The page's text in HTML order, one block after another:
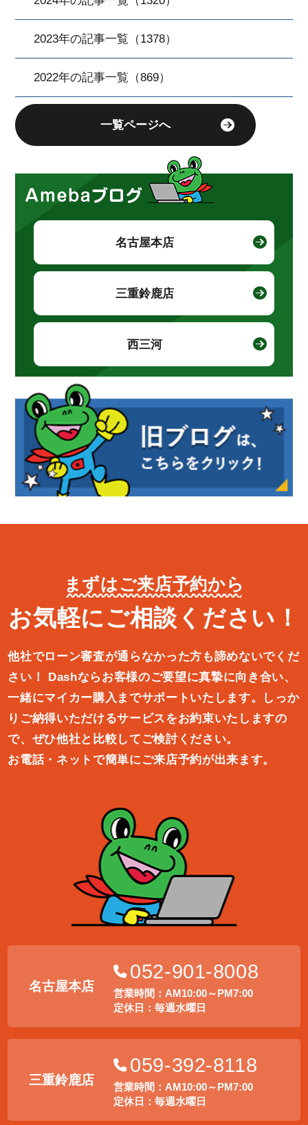
2023年の記事一覧（1378）
2022年の記事一覧（869）
一覧ページへ
名古屋本店
三重鈴鹿店
西三河
まずはご来店予約から
お気軽にご相談ください！
他社でローン審査が通らなかった方も諦めないでくだ
さい！
Dashならお客様のご要望に真摯に向き合い、
一緒にマイカー購入ま でサポートいたします。しっか
りご納得いただけるサービスをお約束いたしますの
で、ぜひ他社と比較してご検討ください。
お電話・ネットで簡単にご来店予約が出来ます。
名古屋本店
052-901-8008
営業時間：AM10:00～PM7:00
定休日：毎週水曜日
三重鈴鹿店
059-392-8118
営業時間：AM10:00～PM7:00
定休日：毎週水曜日